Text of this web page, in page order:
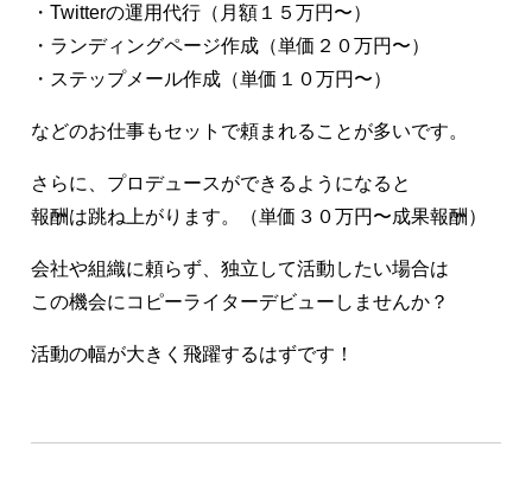
・Twitterの運用代行（月額１５万円〜）
・ランディングページ作成（単価２０万円〜）
・ステップメール作成（単価１０万円〜）
などのお仕事もセットで頼まれることが多いです。
さらに、プロデュースができるようになると
報酬は跳ね上がります。（単価３０万円〜成果報酬）
会社や組織に頼らず、独立して活動したい場合は
この機会にコピーライターデビューしませんか？
活動の幅が大きく飛躍するはずです！